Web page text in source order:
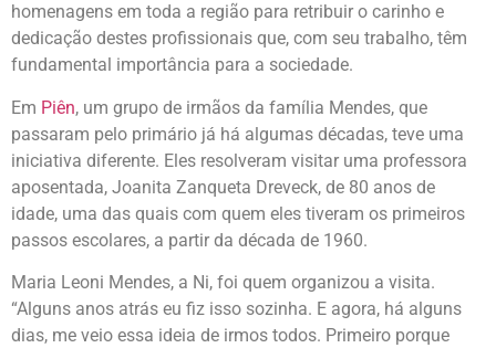
homenagens em toda a região para retribuir o carinho e
dedicação destes profissionais que, com seu trabalho, têm
fundamental importância para a sociedade.
Em Piên, um grupo de irmãos da família Mendes, que
passaram pelo primário já há algumas décadas, teve uma
iniciativa diferente. Eles resolveram visitar uma professora
aposentada, Joanita Zanqueta Dreveck, de 80 anos de
idade, uma das quais com quem eles tiveram os primeiros
passos escolares, a partir da década de 1960.
Maria Leoni Mendes, a Ni, foi quem organizou a visita.
“Alguns anos atrás eu fiz isso sozinha. E agora, há alguns
dias, me veio essa ideia de irmos todos. Primeiro porque